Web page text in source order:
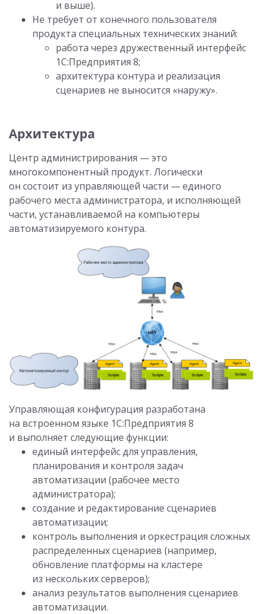
и выше).
Не требует от конечного пользователя
продукта специальных технических знаний:
работа через дружественный интерфейс
1С:Предприятия 8;
архитектура контура и реализация
сценариев не выносится «наружу».
Архитектура
Центр администрирования — это
многокомпонентный продукт. Логически
он состоит из управляющей части — единого
рабочего места администратора, и исполняющей
части, устанавливаемой на компьютеры
автоматизируемого контура.
Управляющая конфигурация разработана
на встроенном языке 1С:Предприятия 8
и выполняет следующие функции:
единый интерфейс для управления,
планирования и контроля задач
автоматизации (рабочее место
администратора);
создание и редактирование сценариев
автоматизации;
контроль выполнения и оркестрация сложных
распределенных сценариев (например,
обновление платформы на кластере
из нескольких серверов);
анализ результатов выполнения сценариев
автоматизации.